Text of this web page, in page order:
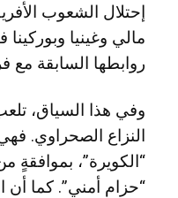
إحتلال الشعوب
مالي وغينيا
روابطها السابقة مع
وفي هذا السياق،
النزاع الصحراوي.
“الكويرة”، بموافقةٍ
“حزامٍ أمني”. كما أن